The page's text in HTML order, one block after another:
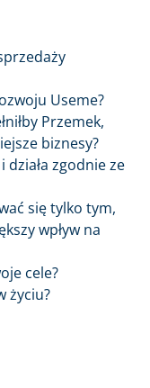
Useme?
Przemek,
biznesy?
działa zgodnie ze
się tylko tym,
wpływ na
cele?
życiu?